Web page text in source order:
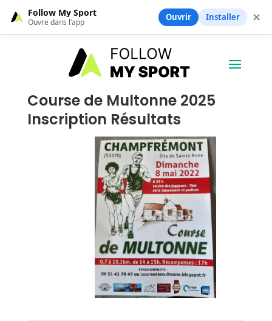
Course de Multonne 2025
Inscription Résultats
Follow My Sport
Ouvre dans l’app Ouvrir Installer ✕